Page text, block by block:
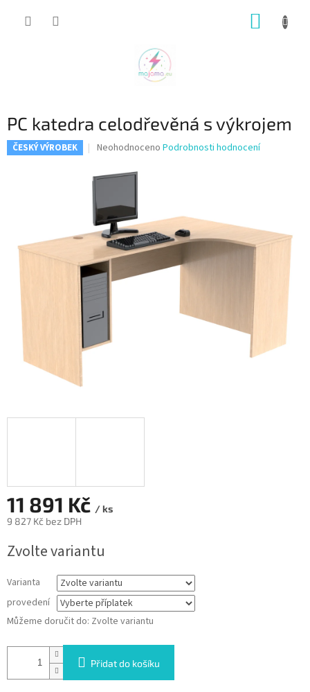
PC katedra celodřevěná s výkrojem
ČESKÝ VÝROBEK
Průměrné
produktu
z
5
hvězdiček.
Neohodnoceno Podrobnosti hodnocení
11 891 Kč / ks
9 827 Kč bez DPH
cena:
Zvolte variantu
Varianta
provedení
Můžeme doručit do: Zvolte variantu
Přidat do košíku